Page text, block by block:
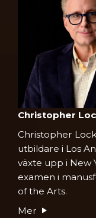
Christopher
Christopher
utbildare i Los
växte upp i New
examen i
of the Arts.
Mer